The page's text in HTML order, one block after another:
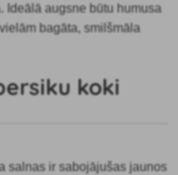
Ideālā augsne būtu humusa
bagāta, smilšmāla
koki
salnas ir sabojājušas jaunos